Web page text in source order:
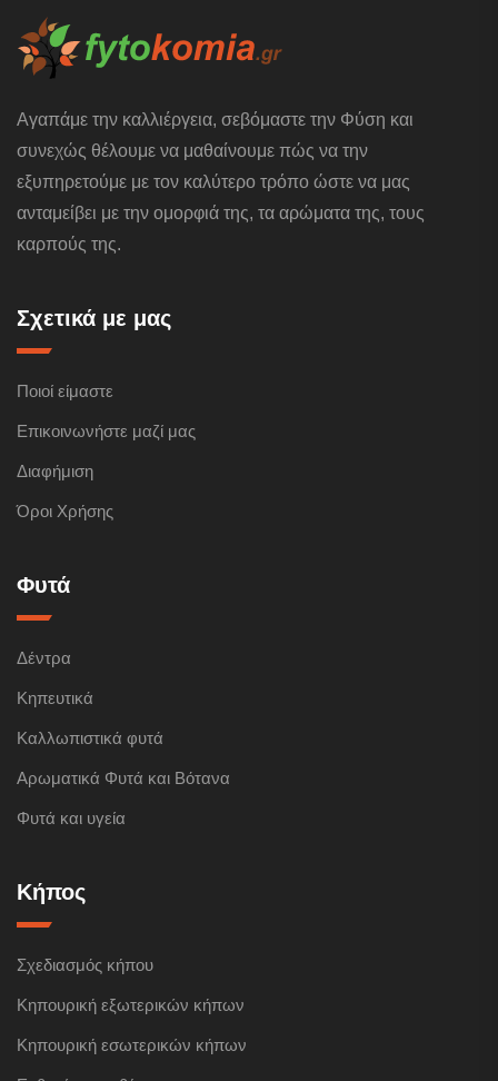
Αγαπάμε την καλλιέργεια, σεβόμαστε την Φύση και
συνεχώς θέλουμε να μαθαίνουμε πώς να την
εξυπηρετούμε με τον καλύτερο τρόπο ώστε να μας
ανταμείβει με την ομορφιά της, τα αρώματα της, τους
καρπούς της.
Σχετικά με μας
Ποιοί είμαστε
Επικοινωνήστε μαζί μας
Διαφήμιση
Όροι Χρήσης
Φυτά
Δέντρα
Κηπευτικά
Καλλωπιστικά φυτά
Αρωματικά Φυτά και Βότανα
Φυτά και υγεία
Κήπος
Σχεδιασμός κήπου
Κηπουρική εξωτερικών κήπων
Κηπουρική εσωτερικών κήπων